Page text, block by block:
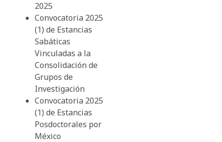
2025
Convocatoria 2025
(1) de Estancias
Sabáticas
Vinculadas a la
Consolidación de
Grupos de
Investigación
Convocatoria 2025
(1) de Estancias
Posdoctorales por
México